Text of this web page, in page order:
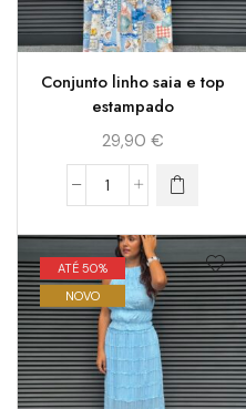
Conjunto linho saia e top
estampado
29,90 €
ATÉ 50%
NOVO